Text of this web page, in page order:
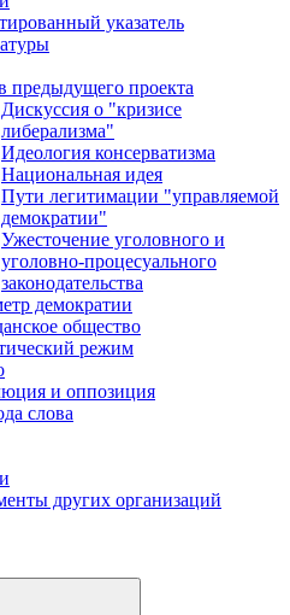
указатель
предыдущего проекта
Дискуссия о "кризисе
либерализма"
Идеология консерватизма
Национальная идея
Пути легитимации "управляемой
демократии"
Ужесточение уголовного и
уголовно-процесуального
законодательства
демократии
общество
режим
и оппозиция
слова
других организаций